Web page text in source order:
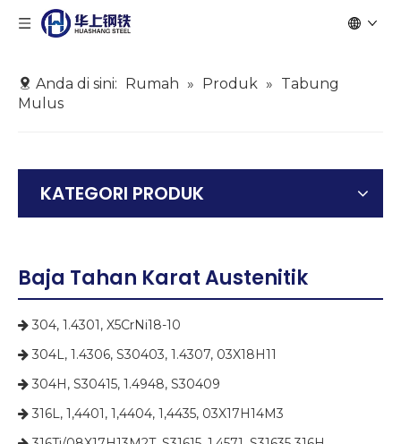
Anda di sini: Rumah » Produk » Tabung
Mulus
KATEGORI PRODUK
Baja Tahan Karat Austenitik
 304, 1.4301, X5CrNi18-10
 304L, 1.4306, S30403, 1.4307, 03X18H11
 304H, S30415, 1.4948, S30409
 316L, 1,4401, 1,4404, 1,4435, 03X17H14M3